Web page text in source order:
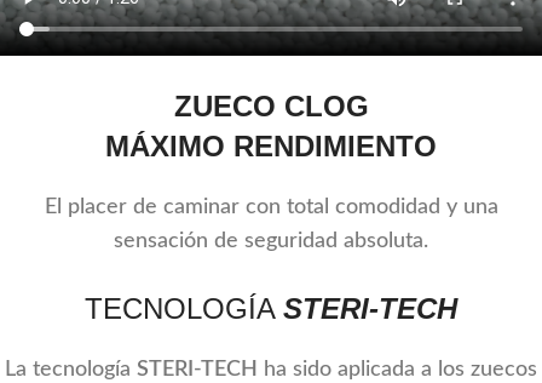
ZUECO CLOG
MÁXIMO RENDIMIENTO
El placer de caminar con total comodidad y una
sensación de seguridad absoluta.
TECNOLOGÍA STERI-TECH
La tecnología STERI-TECH
ha sido aplicada a los zuecos